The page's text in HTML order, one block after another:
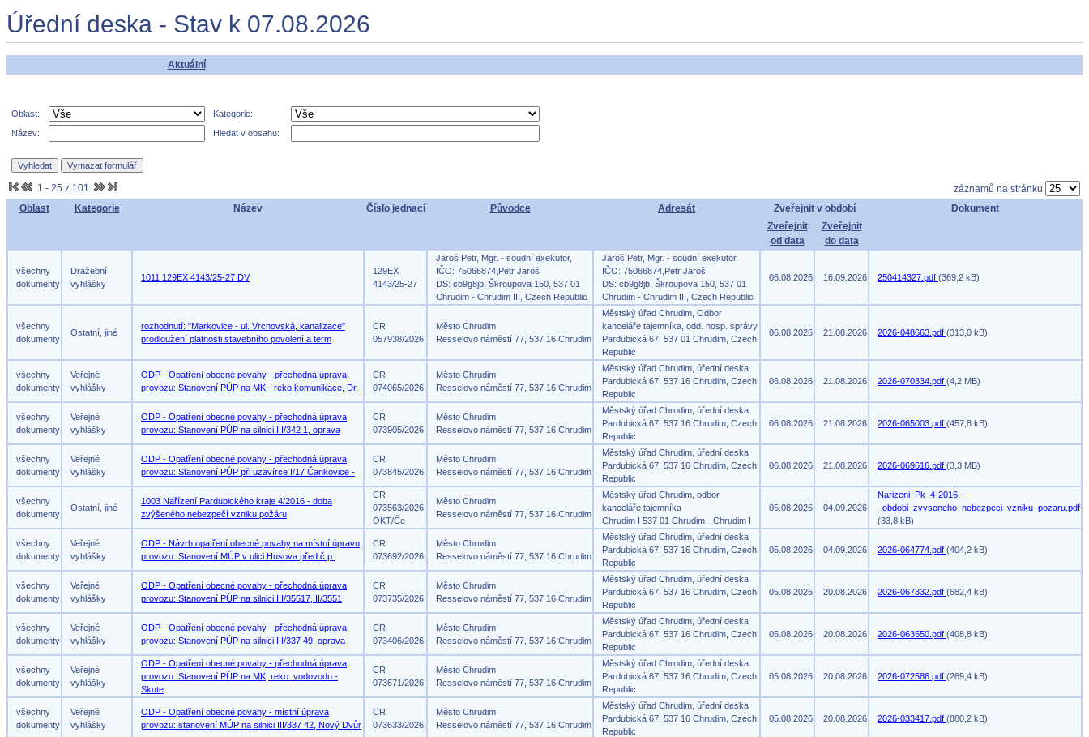
Úřední deska - Stav k 07.08.2026
Aktuální
Oblast:
Kategorie:
Název:
Hledat v obsahu:
1 - 25 z 101
záznamů na stránku
Oblast
Kategorie Název Číslo jednací Původce Adresát Zveřejnit v období
Dokument
Zveřejnit
od data
Zveřejnit
do data
všechny
dokumenty
Dražební
vyhlášky
1011 129EX 4143/25-27 DV
129EX
4143/25-27
Jaroš Petr, Mgr. - soudní exekutor,
IČO: 75066874,Petr Jaroš
DS: cb9g8jb, Škroupova 150, 537 01
Chrudim - Chrudim III, Czech Republic
Jaroš Petr, Mgr. - soudní exekutor,
IČO: 75066874,Petr Jaroš
DS: cb9g8jb, Škroupova 150, 537 01
Chrudim - Chrudim III, Czech Republic
06.08.2026 16.09.2026 250414327.pdf (369,2 kB)
všechny
dokumenty
Ostatní, jiné
rozhodnutí: "Markovice - ul. Vrchovská, kanalizace"
prodloužení platnosti stavebního povolení a term
CR
057938/2026
Město Chrudim
Resselovo náměstí 77, 537 16 Chrudim
Městský úřad Chrudim, Odbor
kanceláře tajemníka, odd. hosp. správy
Pardubická 67, 537 01 Chrudim, Czech
Republic
06.08.2026 21.08.2026 2026-048663.pdf (313,0 kB)
všechny
dokumenty
Veřejné
vyhlášky
ODP - Opatření obecné povahy - přechodná úprava
provozu: Stanovení PÚP na MK - reko komunikace, Dr.
CR
074065/2026
Město Chrudim
Resselovo náměstí 77, 537 16 Chrudim
Městský úřad Chrudim, úřední deska
Pardubická 67, 537 16 Chrudim, Czech
Republic
06.08.2026 21.08.2026 2026-070334.pdf (4,2 MB)
všechny
dokumenty
Veřejné
vyhlášky
ODP - Opatření obecné povahy - přechodná úprava
provozu: Stanovení PÚP na silnici III/342 1, oprava
CR
073905/2026
Město Chrudim
Resselovo náměstí 77, 537 16 Chrudim
Městský úřad Chrudim, úřední deska
Pardubická 67, 537 16 Chrudim, Czech
Republic
06.08.2026 21.08.2026 2026-065003.pdf (457,8 kB)
všechny
dokumenty
Veřejné
vyhlášky
ODP - Opatření obecné povahy - přechodná úprava
provozu: Stanovení PÚP při uzavírce I/17 Čankovice -
CR
073845/2026
Město Chrudim
Resselovo náměstí 77, 537 16 Chrudim
Městský úřad Chrudim, úřední deska
Pardubická 67, 537 16 Chrudim, Czech
Republic
06.08.2026 21.08.2026 2026-069616.pdf (3,3 MB)
všechny
dokumenty
Ostatní, jiné
1003 Nařízení Pardubického kraje 4/2016 - doba
zvýšeného nebezpečí vzniku požáru
CR
073563/2026
OKT/Če
Město Chrudim
Resselovo náměstí 77, 537 16 Chrudim
Městský úřad Chrudim, odbor
kanceláře tajemníka
Chrudim I 537 01 Chrudim - Chrudim I
05.08.2026 04.09.2026
Narizeni_Pk_4-2016_-
_obdobi_zvyseneho_nebezpeci_vzniku_pozaru.pdf
(33,8 kB)
všechny
dokumenty
Veřejné
vyhlášky
ODP - Návrh opatření obecné povahy na místní úpravu
provozu: Stanovení MÚP v ulici Husova před č.p.
CR
073692/2026
Město Chrudim
Resselovo náměstí 77, 537 16 Chrudim
Městský úřad Chrudim, úřední deska
Pardubická 67, 537 16 Chrudim, Czech
Republic
05.08.2026 04.09.2026 2026-064774.pdf (404,2 kB)
všechny
dokumenty
Veřejné
vyhlášky
ODP - Opatření obecné povahy - přechodná úprava
provozu: Stanovení PÚP na silnici III/35517,III/3551
CR
073735/2026
Město Chrudim
Resselovo náměstí 77, 537 16 Chrudim
Městský úřad Chrudim, úřední deska
Pardubická 67, 537 16 Chrudim, Czech
Republic
05.08.2026 20.08.2026 2026-067332.pdf (682,4 kB)
všechny
dokumenty
Veřejné
vyhlášky
ODP - Opatření obecné povahy - přechodná úprava
provozu: Stanovení PÚP na silnici III/337 49, oprava
CR
073406/2026
Město Chrudim
Resselovo náměstí 77, 537 16 Chrudim
Městský úřad Chrudim, úřední deska
Pardubická 67, 537 16 Chrudim, Czech
Republic
05.08.2026 20.08.2026 2026-063550.pdf (408,8 kB)
všechny
dokumenty
Veřejné
vyhlášky
ODP - Opatření obecné povahy - přechodná úprava
provozu: Stanovení PÚP na MK, reko. vodovodu -
Skute
CR
073671/2026
Město Chrudim
Resselovo náměstí 77, 537 16 Chrudim
Městský úřad Chrudim, úřední deska
Pardubická 67, 537 16 Chrudim, Czech
Republic
05.08.2026 20.08.2026 2026-072586.pdf (289,4 kB)
všechny
dokumenty
Veřejné
vyhlášky
ODP - Opatření obecné povahy - místní úprava
provozu: stanovení MÚP na silnici III/337 42, Nový Dvůr
CR
073633/2026
Město Chrudim
Resselovo náměstí 77, 537 16 Chrudim
Městský úřad Chrudim, úřední deska
Pardubická 67, 537 16 Chrudim, Czech
Republic
05.08.2026 20.08.2026 2026-033417.pdf (880,2 kB)